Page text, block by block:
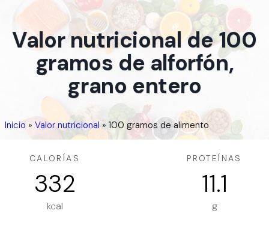
Valor nutricional de 100
gramos de alforfón,
grano entero
Inicio » Valor nutricional» 100 gramos de alimento
CALORÍAS
332
kcal
PROTEÍNAS
11.1
g